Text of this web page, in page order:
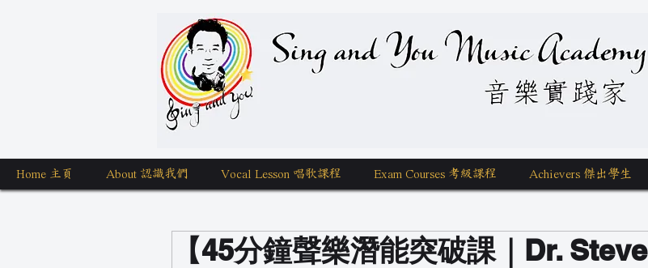
Sing and You Music Academy 學唱歌
Home 主頁 About 認識我們 Vocal Lesson 唱歌課程 Exam Courses 考級課程 Achievers 傑出學生
【45分鐘聲樂潛能突破課｜Dr. Steve